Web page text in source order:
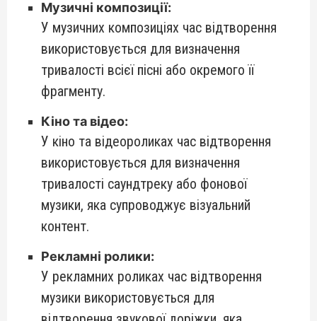
Музичні композиції:
У музичних композиціях час відтворення
використовується для визначення
тривалості всієї пісні або окремого її
фрагменту.
Кіно та відео:
У кіно та відеороликах час відтворення
використовується для визначення
тривалості саундтреку або фонової
музики, яка супроводжує візуальний
контент.
Рекламні ролики:
У рекламних роликах час відтворення
музики використовується для